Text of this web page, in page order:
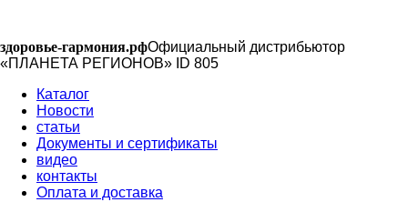
здоровье-гармония.рфОфициальный дистрибьютор
«ПЛАНЕТА РЕГИОНОВ» ID 805
Каталог
Новости
статьи
Документы и сертификаты
видео
контакты
Оплата и доставка